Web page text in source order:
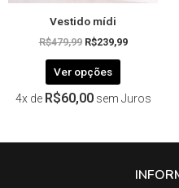
Vestido mídi
R$479,99 R$239,99
Ver opções
página
produto
4x de R$60,00 sem Juros